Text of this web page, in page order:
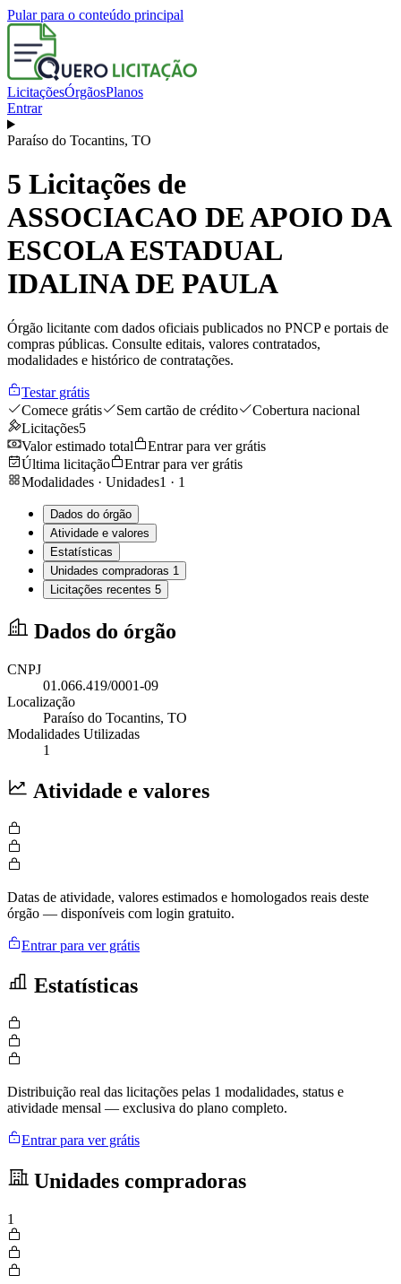
Pular para o conteúdo principal
LicitaçõesÓrgãosPlanos
Entrar
Paraíso do Tocantins, TO
5 Licitações de
ASSOCIACAO DE APOIO DA
ESCOLA ESTADUAL
IDALINA DE PAULA
Órgão licitante com dados oficiais publicados no PNCP e portais de
compras públicas. Consulte editais, valores contratados,
modalidades e histórico de contratações.
Testar grátis
Comece grátis
Sem cartão de crédito
Cobertura nacional
Licitações5
Valor estimado total
Entrar para ver grátis
Última licitação
Entrar para ver grátis
Modalidades · Unidades1 · 1
Dados do órgão
Atividade e valores
Estatísticas
Unidades compradoras 1
Licitações recentes 5
Dados do órgão
CNPJ
01.066.419/0001-09
Localização
Paraíso do Tocantins, TO
Modalidades Utilizadas
1
Atividade e valores
Datas de atividade, valores estimados e homologados reais deste
órgão — disponíveis com login gratuito.
Entrar para ver grátis
Estatísticas
Distribuição real das licitações pelas 1 modalidades, status e
atividade mensal — exclusiva do plano completo.
Entrar para ver grátis
Unidades compradoras
1